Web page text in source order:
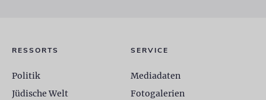
RESSORTS
Politik
Jüdische Welt
SERVICE
Mediadaten
Fotogalerien